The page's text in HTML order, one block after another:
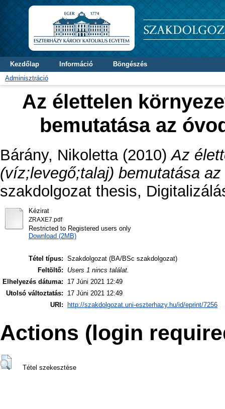
Kezdőlap Információ
Böngészés
Adminisztráció
Az élettelen
bemutatása az
Bárány, Nikoletta(2010)Az
(víz;levegő;talaj) bemutatása
szakdolgozat thesis,
Kézirat
ZRAXE7.pdf
Restricted to Registered users only
Download (2MB)
Tétel típus: Szakdolgozat (BA/BSc szakdolgozat)
Feltöltő:
Users 1 nincs találat.
Elhelyezés dátuma:
17 Júni 2021 12:49
Utolsó változtatás:
17 Júni 2021 12:49
URI:
http://szakdolgozat.uni-eszterhazy.hu/id/eprint/7256
Actions (login
Tétel szekesztése